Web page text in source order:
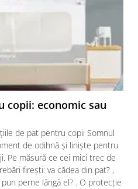
copii: economic sau
de pat pentru copii Somnul
de odihnă și liniște pentru
Pe măsură ce cei mici trec de
firești: va cădea din pat? ,
perne lângă el? . O protecție